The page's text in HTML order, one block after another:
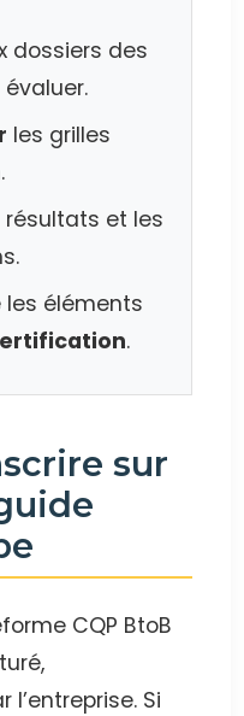
dossiers des
les grilles
résultats et les
éléments
.
sur
CQP BtoB
Si